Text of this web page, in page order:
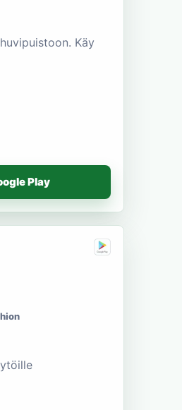
Käy
Play